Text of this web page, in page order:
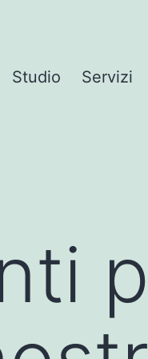
Studio Servizi